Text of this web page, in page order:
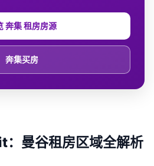
曼谷租房区域全解析
奔集 租房房源
奔集买房